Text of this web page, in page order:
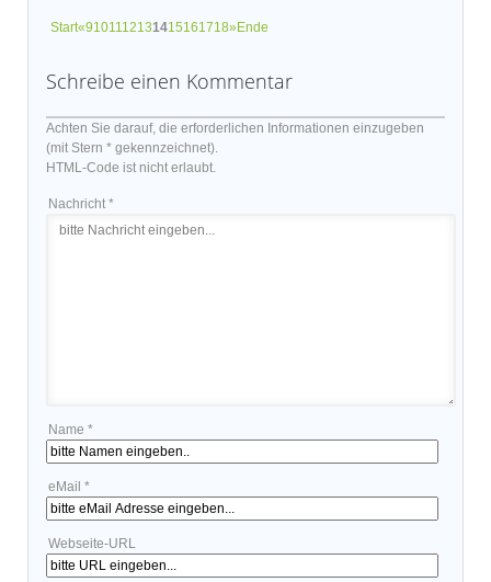
Start«9101112131415161718»Ende
Schreibe einen Kommentar
Achten Sie darauf, die erforderlichen Informationen einzugeben
(mit Stern * gekennzeichnet).
HTML-Code ist nicht erlaubt.
Nachricht *
Name *
eMail *
Webseite-URL